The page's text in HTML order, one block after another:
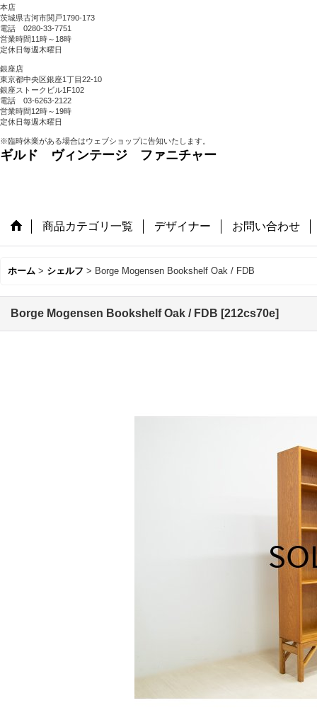
本店
茨城県古河市関戸1790-173
電話 0280-33-7751
営業時間11時～18時
定休日毎週木曜日
銀座店
東京都中央区銀座1丁目22-10
銀座ストークビル1F102
電話 03-6263-2122
営業時間12時～19時
定休日毎週木曜日
※臨時休業がある場合はウェブショップに告知いたします。
ギルド ヴィンテージ ファニチャー
商品カテゴリ一覧 デザイナー お問い合わせ
ホーム > シェルフ > Borge Mogensen Bookshelf Oak / FDB
Borge Mogensen Bookshelf Oak / FDB [212cs70e]